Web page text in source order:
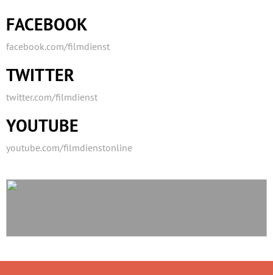
FACEBOOK
facebook.com/filmdienst
TWITTER
twitter.com/filmdienst
YOUTUBE
youtube.com/filmdienstonline